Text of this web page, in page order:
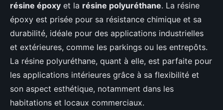
résine époxy et la résine polyuréthane. La résine
époxy est prisée pour sa résistance chimique et sa
durabilité, idéale pour des applications industrielles
et extérieures, comme les parkings ou les entrepôts.
La résine polyuréthane, quant à elle, est parfaite pour
les applications intérieures grâce à sa flexibilité et
son aspect esthétique, notamment dans les
habitations et locaux commerciaux.